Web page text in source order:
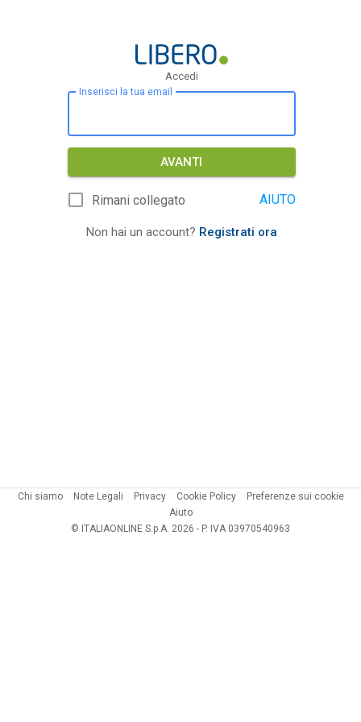
Accedi
Inserisci la tua email
AVANTI
Rimani collegato AIUTO
Non hai un account? Registrati ora
Chi siamo Note Legali Privacy Cookie Policy
Preferenze sui cookie
Aiuto
© ITALIAONLINE S.p.A. 2026 - P. IVA 03970540963